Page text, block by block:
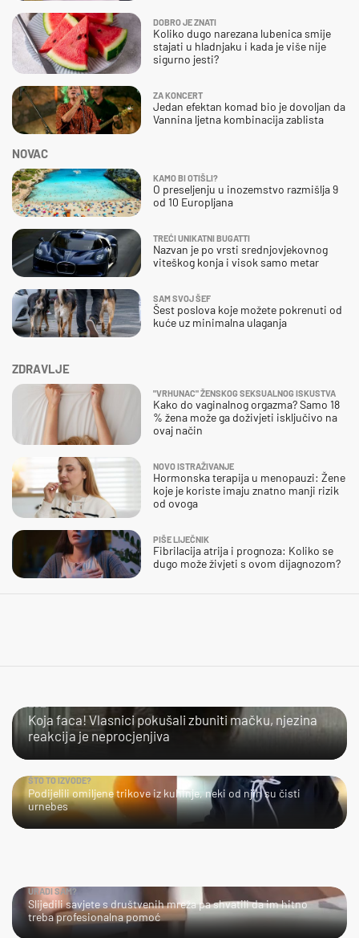
ZDRAVLJE
"VRHUNAC" ŽENSKOG SEKSUALNOG ISKUSTVA
Kako do vaginalnog orgazma? Samo 18
% žena može ga doživjeti isključivo na
ovaj način
NOVO ISTRAŽIVANJE
Hormonska terapija u menopauzi: Žene
koje je koriste imaju znatno manji rizik
od ovoga
PIŠE LIJEČNIK
Fibrilacija atrija i prognoza: Koliko se
dugo može živjeti s ovom dijagnozom?
NOVAC
KAMO BI OTIŠLI?
O preseljenju u inozemstvo razmišlja 9
od 10 Europljana
TREĆI UNIKATNI BUGATTI
Nazvan je po vrsti srednjovjekovnog
viteškog konja i visok samo metar
SAM SVOJ ŠEF
Šest poslova koje možete pokrenuti od
kuće uz minimalna ulaganja
DOBRO JE ZNATI
Koliko dugo narezana lubenica smije
stajati u hladnjaku i kada je više nije
sigurno jesti?
ZA KONCERT
Jedan efektan komad bio je dovoljan da
Vannina ljetna kombinacija zablista
Koja faca! Vlasnici pokušali zbuniti mačku, njezina
reakcija je neprocjenjiva
ŠTO TO IZVODE?
Podijelili omiljene trikove iz kuhinje, neki od njih su čisti
urnebes
URADI SAM?
Slijedili savjete s društvenih mreža pa shvatili da im hitno
treba profesionalna pomoć